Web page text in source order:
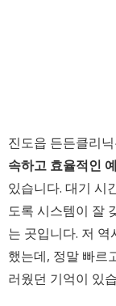
진도읍 든든클리
속하고 효율적인
있습니다. 대기 시
도록 시스템이 잘
는 곳입니다. 저
했는데, 정말 빠르
러웠던 기억이 있